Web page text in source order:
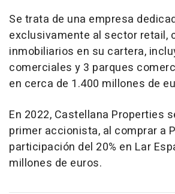
Se trata de una empresa
exclusivamente al sector retail,
inmobiliarios en su cartera,
comerciales y 3 parques
en cerca de 1.400 millones de
En 2022, Castellana Properties
primer accionista, al comprar a
participación del 20% en Lar
millones de euros.